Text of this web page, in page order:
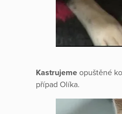
Kastrujeme opuštěné
případ Olíka.